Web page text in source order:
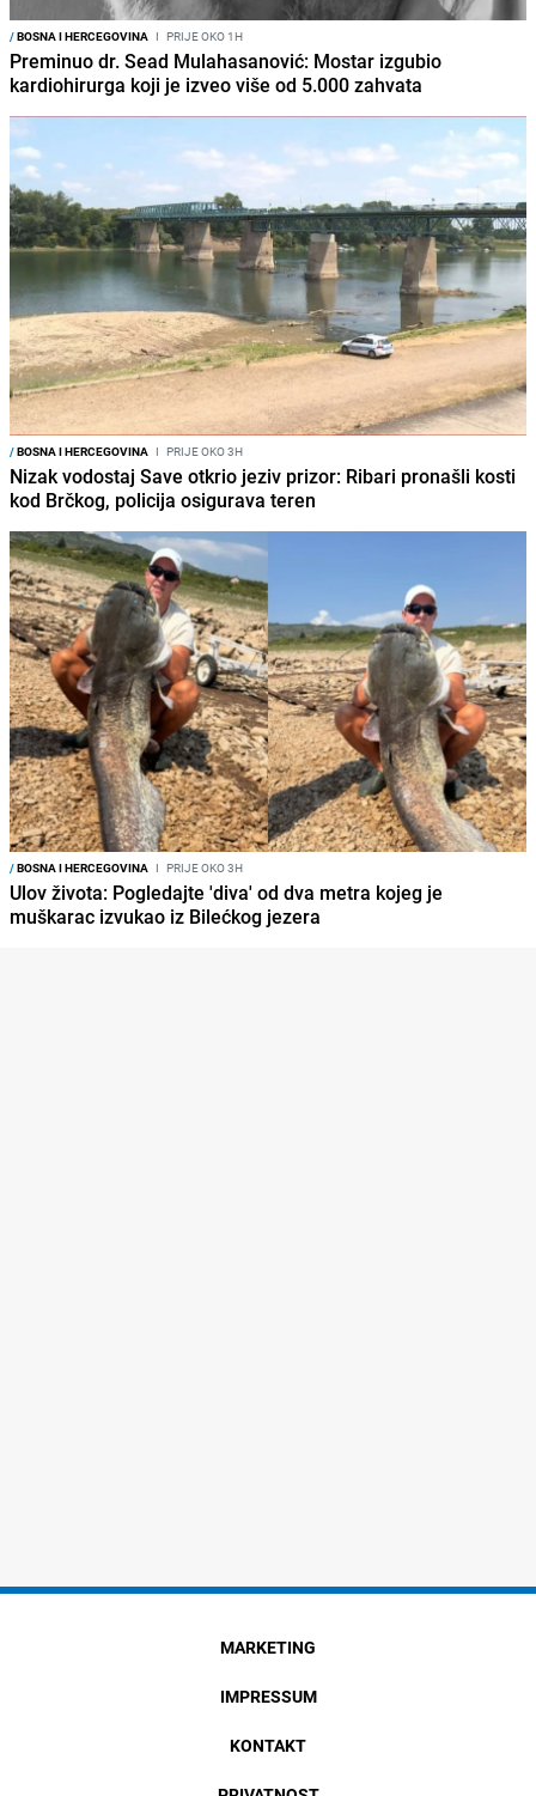
/BOSNA I HERCEGOVINA I PRIJE OKO 1H
Preminuo dr. Sead Mulahasanović: Mostar izgubio
kardiohirurga koji je izveo više od 5.000 zahvata
/BOSNA I HERCEGOVINA I PRIJE OKO 3H
Nizak vodostaj Save otkrio jeziv prizor: Ribari pronašli kosti
kod Brčkog, policija osigurava teren
/BOSNA I HERCEGOVINA I PRIJE OKO 3H
Ulov života: Pogledajte 'diva' od dva metra kojeg je
muškarac izvukao iz Bilećkog jezera
MARKETING
IMPRESSUM
KONTAKT